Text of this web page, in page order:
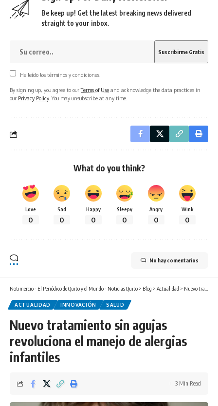
Be keep up! Get the latest breaking news delivered
straight to your inbox.
He leído los términos y condiciones.
By signing up, you agree to ourTerms of Use and acknowledge the data practices in
our Privacy Policy. You may unsubscribe at any time.
What do you think?
Love
0
Sad
0
Happy
0
Sleepy
0
Angry
0
Wink
0
No hay comentarios
Notimercio - El Periódico de Quito y el Mundo - Noticias Quito > Blog > Actualidad > Nuevo tratamiento sin agujas revoluciona el manejo de alergias infantiles
ACTUALIDAD INNOVACIÓN SALUD
Nuevo tratamiento sin agujas
revoluciona el manejo de alergias
infantiles
3 Min Read